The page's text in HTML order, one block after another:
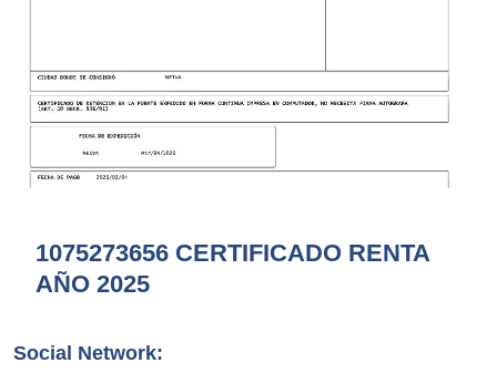
1075273656 CERTIFICADO RENTA
AÑO 2025
Social Network: